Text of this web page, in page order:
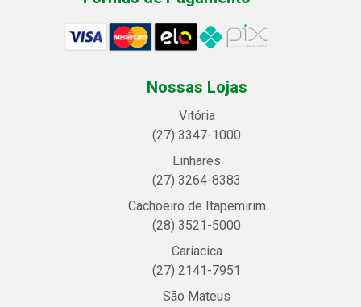
Nossas Lojas
Vitória
(27) 3347-1000
Linhares
(27) 3264-8383
Cachoeiro de Itapemirim
(28) 3521-5000
Cariacica
(27) 2141-7951
São Mateus